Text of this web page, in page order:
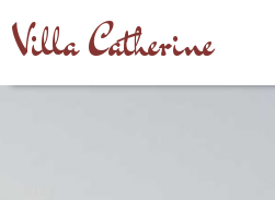
Villa Catherine